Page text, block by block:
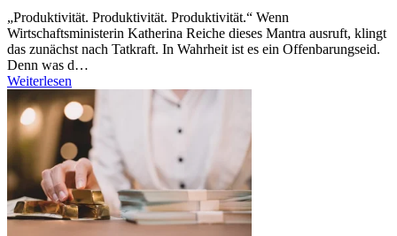
„Produktivität. Produktivität. Produktivität.“ Wenn
Wirtschaftsministerin Katherina Reiche dieses Mantra ausruft, klingt
das zunächst nach Tatkraft. In Wahrheit ist es ein Offenbarungseid.
Denn was d…
Weiterlesen